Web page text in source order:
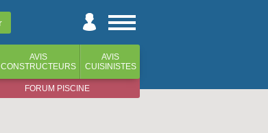
AVIS
CONSTRUCTEURS
AVIS
CUISINISTES
FORUM PISCINE